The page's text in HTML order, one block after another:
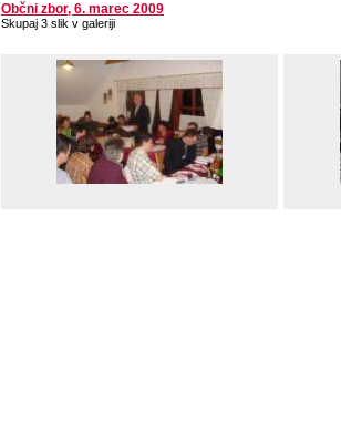
Občni zbor, 6. marec 2009
Skupaj 3 slik v galeriji